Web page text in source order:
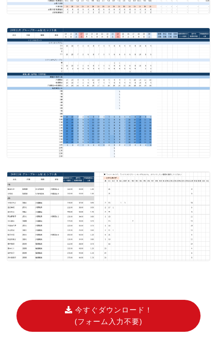
今すぐダウンロード！
(フォーム入力不要)